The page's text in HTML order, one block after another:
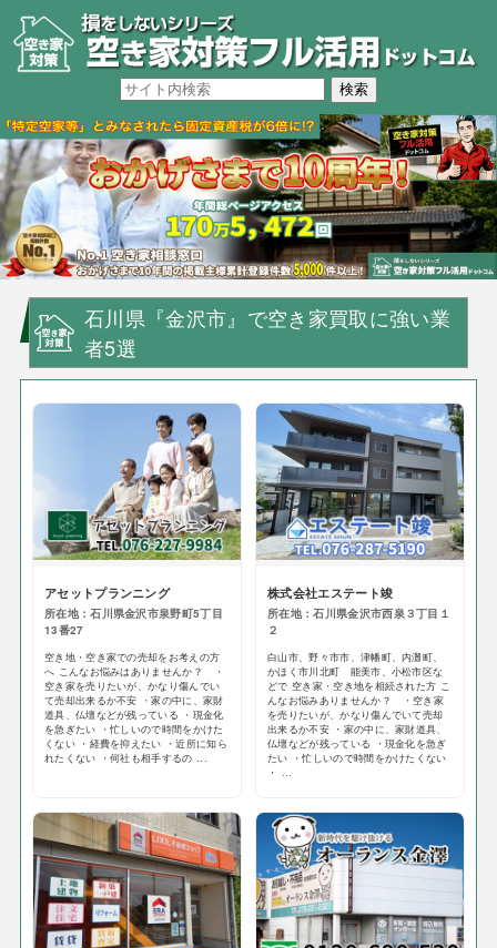
石川県『金沢市』で空き家買取に強い業
者5選
アセットプランニング
所在地：石川県金沢市泉野町5丁目
13番27
空き地・空き家での売却をお考えの方
へ こんなお悩みはありませんか？ ・
空き家を売りたいが、かなり傷んでい
て売却出来るか不安 ・家の中に、家財
道具、仏壇などが残っている ・現金化
を急ぎたい ・忙しいので時間をかけた
くない ・経費を抑えたい ・近所に知ら
れたくない ・何社も相手するの ...
株式会社エステート竣
所在地：石川県金沢市西泉３丁目１
２
白山市、野々市市、津幡町、内灘町、
かほく市川北町 能美市、小松市区な
どで 空き家・空き地を相続された方 こ
んなお悩みありませんか？ ・空き家
を売りたいが、かなり傷んでいて売却
出来るか不安 ・家の中に、家財道具、
仏壇などが残っている ・現金化を急ぎ
たい ・忙しいので時間をかけたくない
・ ...